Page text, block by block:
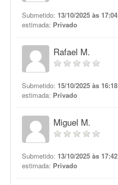
Submetido: 13/10/2025 às 17:04
estimada: Privado
Rafael M.
Submetido: 15/10/2025 às 16:18
estimada: Privado
Miguel M.
Submetido: 13/10/2025 às 17:42
estimada: Privado